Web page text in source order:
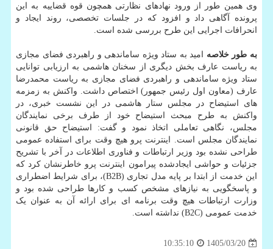
وی همین طور از ورود نهادهای نظارتی همچون قوه قضاییه به این
پرونده آگاهی داد و افزود که در جلسات تخصصی، روند ایجاد و
انحرافات اجرایی این طرح بررسی شده است.
به طور خلاصه امید به ستاد ویژه ساماندهی و راهبردی فضای مجازی
به ریاست عارف بخش دیگری از سخنان هاشمی به ارزیابی توانایی
ستاد ویژه ساماندهی و راهبردی فضای مجازی به ریاست محمدرضا
عارف (معاون اول رئیس جمهور) اختصاص داشت. واکنش به زمزمه
های استیضاح در مجلس ستار هاشمی در این نشست خبری، در
واکنش به طرح مبحث استیضاح خود از طرف برخی نمایندگان
مجلس، نگاهی تعاملی اتخاذ نمود و گفت: استیضاح حق قانونی
نمایندگان مجلس است. اینترنت پرو هیچ وقت برای استفاده عمومی
طراحی نشده بود وزیر ارتباطات و فناوری اطلاعات در آخر با تشریح
جزئیات و حواشی ایجادشده پیرامون اینترنت پرو خاطرنشان کرد که
این خدمت از ابتدا بر پایه مدل تجاری (B2B)، برای شرایط اضطراری
و پاسخگویی به نیازهای مشخص کسب و کارها طراحی شده بود و
وزارت ارتباطات هیچ وقت برنامه ای برای ارائه آن به عنوان یک
خدمت عمومی (B2C) نداشته است.
1405/03/20
10:35:10